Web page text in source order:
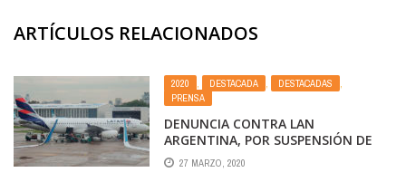
ARTÍCULOS RELACIONADOS
2020 , DESTACADA , DESTACADAS
,
PRENSA
DENUNCIA CONTRA LAN
ARGENTINA, POR SUSPENSIÓN DE
PERSONAL Y REBAJA DEL 50% EN LOS
SUELDOS
27 MARZO, 2020